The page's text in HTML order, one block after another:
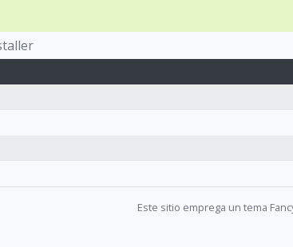
Este sitio emprega un tema